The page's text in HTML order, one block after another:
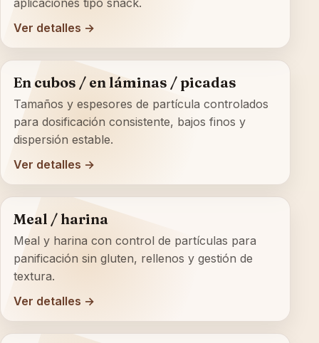
aplicaciones tipo snack.
Ver detalles →
En cubos / en láminas / picadas
Tamaños y espesores de partícula controlados
para dosificación consistente, bajos finos y
dispersión estable.
Ver detalles →
Meal / harina
Meal y harina con control de partículas para
panificación sin gluten, rellenos y gestión de
textura.
Ver detalles →